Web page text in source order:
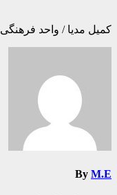
کمیل مدیا / واحد فرهنگی
By M.E